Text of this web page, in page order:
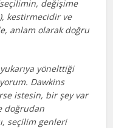
değişime
kestirmecidir ve
anlam olarak doğru
yönelttiği
Dawkins
istesin, bir şey var
doğrudan
seçilim genleri